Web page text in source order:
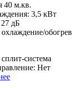
40 м.кв.
3,5 кВт
дБ
обогрев
система
Нет